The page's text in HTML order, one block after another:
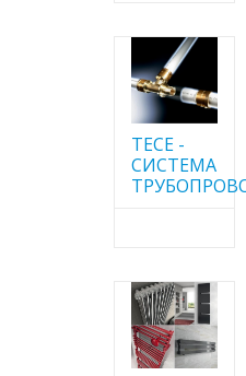
TECE -
CИСТЕМА